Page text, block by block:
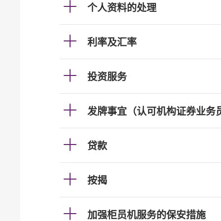
个人资料的处理
利率及汇率
投资服务
发牌事宜（认可机构证券业务
贷款
按揭
加强柜员机服务的保安措施